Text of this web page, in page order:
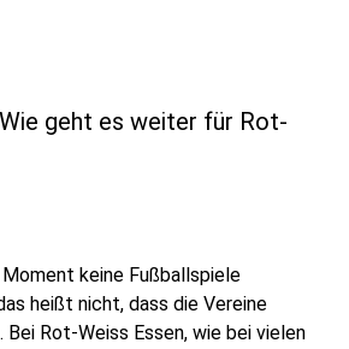
geht es weiter für Rot-
keine Fußballspiele
heißt nicht, dass die Vereine
Bei Rot-Weiss Essen, wie bei vielen